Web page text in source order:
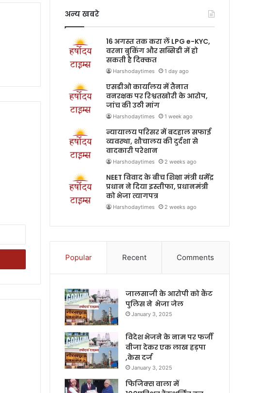
अन्य खबरे
16 अगस्त तक करा लें LPG e-KYC,
वरना बुकिंग और सब्सिडी में हो
सकती है दिक्कत
Harshodaytimes 1 day ago
एसडीओ कार्यालय में तैनात
वनरक्षक पर रिश्वतखोरी के आरोप,
जांच की उठी मांग
Harshodaytimes 1 week ago
न्यायालय परिसर में बदहाल सफाई
व्यवस्था, शौचालय की दुर्दशा से
वादकारी परेशान
Harshodaytimes 2 weeks ago
NEET विवाद के बीच शिक्षा मंत्री धर्मेंद्र
प्रधान ने दिया इस्तीफा, प्रधानमंत्री
को भेजा त्यागपत्र
Harshodaytimes 2 weeks ago
Popular Recent Comments
जालसाजी के आरोपी को कैंट
पुलिस ने भेजा जेल
January 3, 2025
विदेश भेजने के नाम पर फर्जी
वीजा देकर एक लाख हड़पा
,केस दर्ज
January 3, 2025
फिजिक्स वाला में